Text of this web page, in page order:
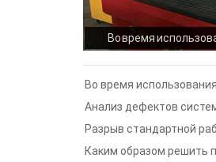
Во время
неполадки и
Во время
решений данных проблем
Анализ дефектов
гравировальной машины
Разрыв стандартной
Каким образом решить